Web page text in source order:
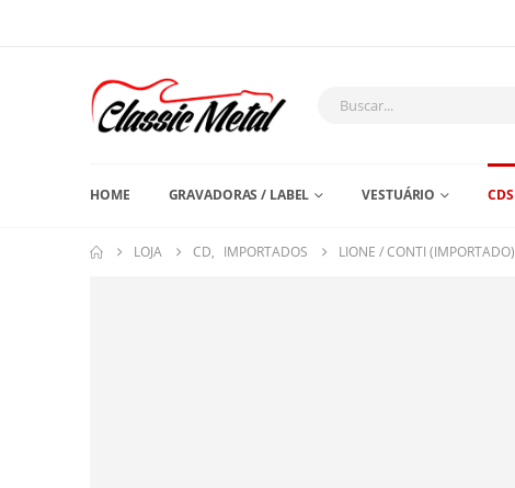
HOME GRAVADORAS / LABEL VESTUÁRIO CDS
LOJA CD, IMPORTADOS LIONE / CONTI (IMPORTADO)